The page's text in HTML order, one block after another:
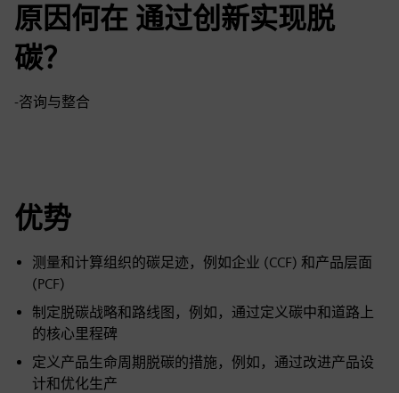
原因何在 通过创新实现脱
碳？
-咨询与整合
优势
测量和计算组织的碳足迹，例如企业 (CCF) 和产品层面
(PCF)
制定脱碳战略和路线图，例如，通过定义碳中和道路上
的核心里程碑
定义产品生命周期脱碳的措施，例如，通过改进产品设
计和优化生产